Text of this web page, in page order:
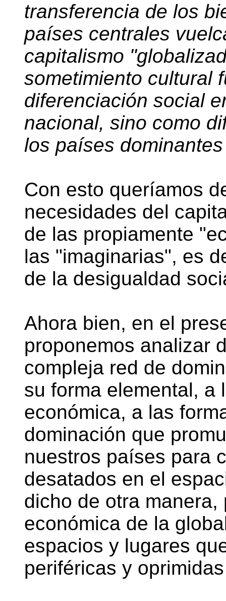
transferencia de los
países centrales
capitalismo
sometimiento cultural
diferenciación social
nacional, sino como
los países
Con esto queríamos
necesidades del
de las propiamente
las "imaginarias", es
de la desigualdad
Ahora bien, en el
proponemos analizar
compleja red de
su forma elemental, a
económica, a las
dominación que
nuestros países para
desatados en el
dicho de otra
económica de la
espacios y lugares
periféricas y